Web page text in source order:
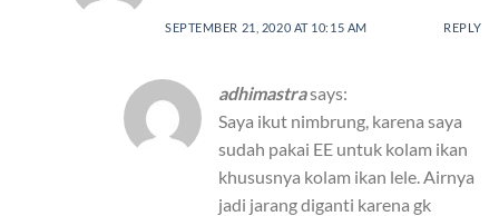
SEPTEMBER 21, 2020 AT 10:15 AM REPLY
adhimastrasays:
Saya ikut nimbrung, karena saya
sudah pakai EE untuk kolam ikan
khususnya kolam ikan lele. Airnya
jadi jarang diganti karena gk